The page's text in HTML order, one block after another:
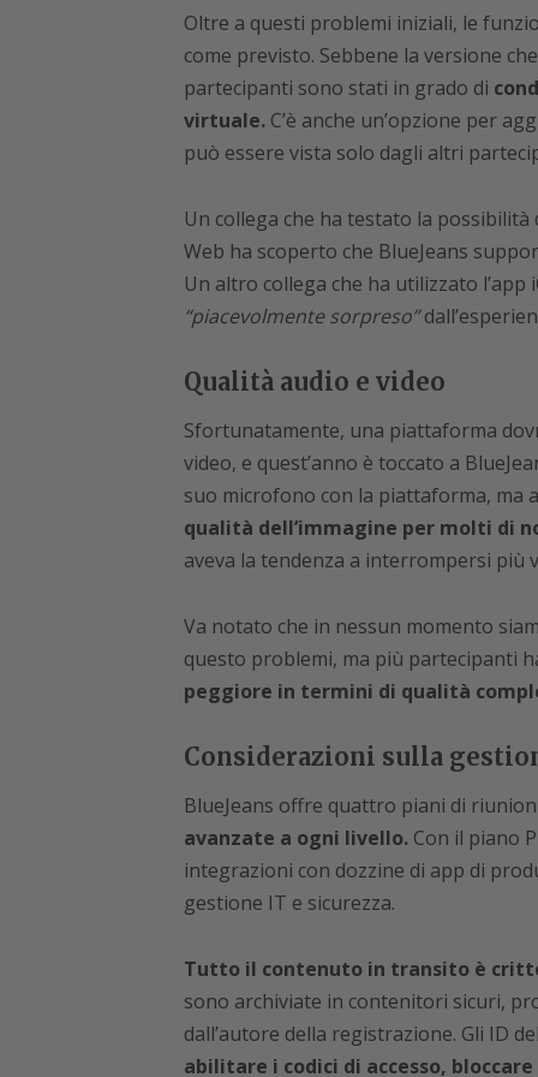
Oltre a questi problemi iniziali, le
come previsto. Sebbene la versione
partecipanti sono stati in grado di
virtuale.C’è anche un’opzione per
può essere vista solo dagli altri
Un collega che ha testato la
Web ha scoperto che BlueJeans
Un altro collega che ha utilizzato l’app
“piacevolmente sorpreso”
Qualità audio e video
Sfortunatamente, una piattaforma
video, e quest’anno è toccato a
suo microfono con la piattaforma, ma
qualità dell’immagine per molti di
aveva la tendenza a interrompersi più
Va notato che in nessun momento
questo problemi, ma più partecipanti
peggiore in termini di qualità
Considerazioni sulla
BlueJeans offre quattro piani di
avanzate a ogni livello.Con il piano
integrazioni con dozzine di app di
gestione IT e sicurezza.
Tutto il contenuto in transito è
sono archiviate in contenitori sicuri,
dall’autore della registrazione. Gli ID
abilitare i codici di accesso,